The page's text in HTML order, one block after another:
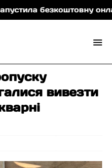
безкоштовну
вивезти